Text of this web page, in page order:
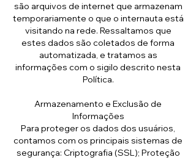
são arquivos de internet que armazenam
temporariamente o que o internauta está
visitando na rede. Ressaltamos que
estes dados são coletados de forma
automatizada, e tratamos as
informações com o sigilo descrito nesta
Política.
Armazenamento e Exclusão de
Informações
Para proteger os dados dos usuários,
contamos com os principais sistemas de
segurança: Criptografia (SSL); Proteção